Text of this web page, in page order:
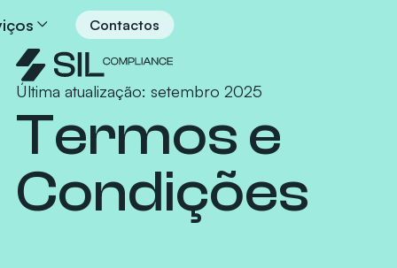
Contactos
Última atualização: setembro 2025
Termos e
Condições